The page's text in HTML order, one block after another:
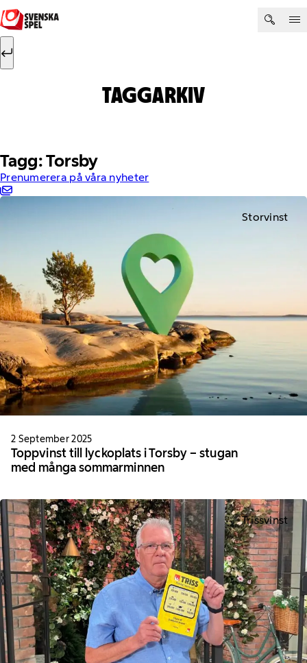
Hoppa till innehåll
Sök efter:
TAGGARKIV
Tagg: Torsby
Prenumerera på våra nyheter
Storvinst
2 September 2025
Toppvinst till lyckoplats i Torsby – stugan
med många sommarminnen
Trissvinst